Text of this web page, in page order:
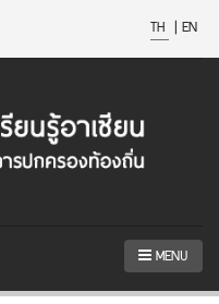
TH | EN
MENU